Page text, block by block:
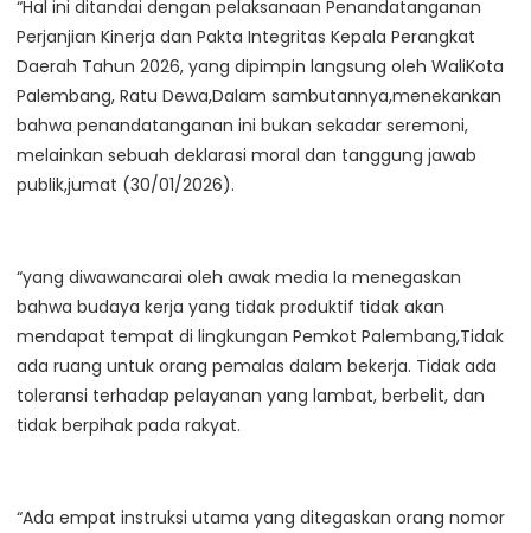
“Hal ini ditandai dengan pelaksanaan Penandatanganan
Perjanjian Kinerja dan Pakta Integritas Kepala Perangkat
Daerah Tahun 2026, yang dipimpin langsung oleh WaliKota
Palembang, Ratu Dewa,Dalam sambutannya,menekankan
bahwa penandatanganan ini bukan sekadar seremoni,
melainkan sebuah deklarasi moral dan tanggung jawab
publik,jumat (30/01/2026).
“yang diwawancarai oleh awak media Ia menegaskan
bahwa budaya kerja yang tidak produktif tidak akan
mendapat tempat di lingkungan Pemkot Palembang,Tidak
ada ruang untuk orang pemalas dalam bekerja. Tidak ada
toleransi terhadap pelayanan yang lambat, berbelit, dan
tidak berpihak pada rakyat.
“Ada empat instruksi utama yang ditegaskan orang nomor